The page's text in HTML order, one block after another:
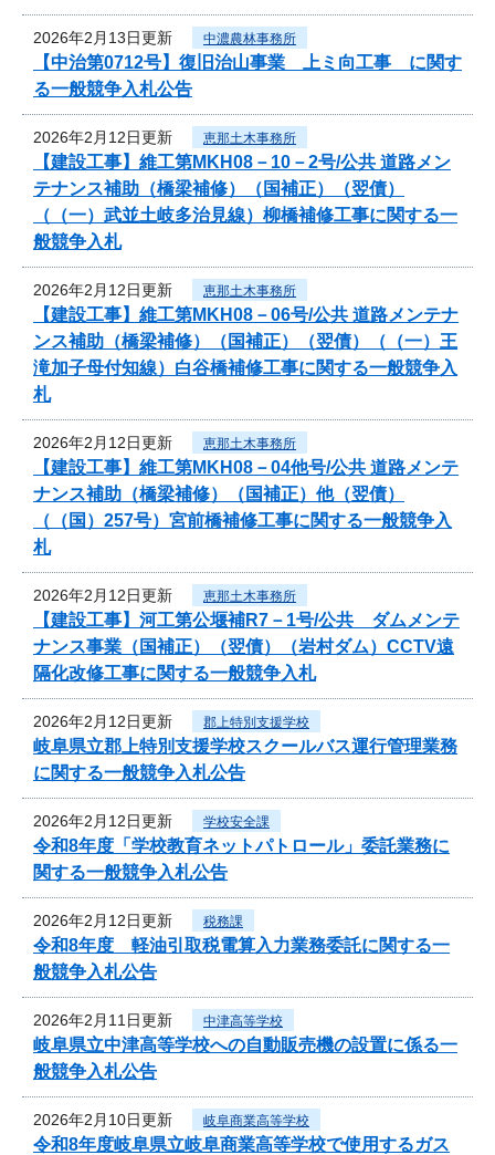
2026年2月13日更新 中濃農林事務所
【中治第0712号】復旧治山事業 上ミ向工事 に関す
る一般競争入札公告
2026年2月12日更新 恵那土木事務所
【建設工事】維工第MKH08－10－2号/公共 道路メン
テナンス補助（橋梁補修）（国補正）（翌債）
（（一）武並土岐多治見線）柳橋補修工事に関する一
般競争入札
2026年2月12日更新 恵那土木事務所
【建設工事】維工第MKH08－06号/公共 道路メンテナ
ンス補助（橋梁補修）（国補正）（翌債）（（一）王
滝加子母付知線）白谷橋補修工事に関する一般競争入
札
2026年2月12日更新 恵那土木事務所
【建設工事】維工第MKH08－04他号/公共 道路メンテ
ナンス補助（橋梁補修）（国補正）他（翌債）
（（国）257号）宮前橋補修工事に関する一般競争入
札
2026年2月12日更新 恵那土木事務所
【建設工事】河工第公堰補R7－1号/公共 ダムメンテ
ナンス事業（国補正）（翌債）（岩村ダム）CCTV遠
隔化改修工事に関する一般競争入札
2026年2月12日更新 郡上特別支援学校
岐阜県立郡上特別支援学校スクールバス運行管理業務
に関する一般競争入札公告
2026年2月12日更新 学校安全課
令和8年度「学校教育ネットパトロール」委託業務に
関する一般競争入札公告
2026年2月12日更新 税務課
令和8年度 軽油引取税電算入力業務委託に関する一
般競争入札公告
2026年2月11日更新 中津高等学校
岐阜県立中津高等学校への自動販売機の設置に係る一
般競争入札公告
2026年2月10日更新 岐阜商業高等学校
令和8年度岐阜県立岐阜商業高等学校で使用するガス